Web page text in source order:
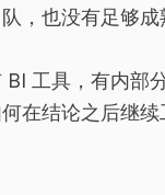
，也没有足够
工具，有内部
在结论之后继续